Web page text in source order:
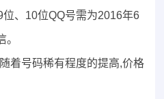
、10位QQ号需为2016年6
着号码稀有程度的提高,价格